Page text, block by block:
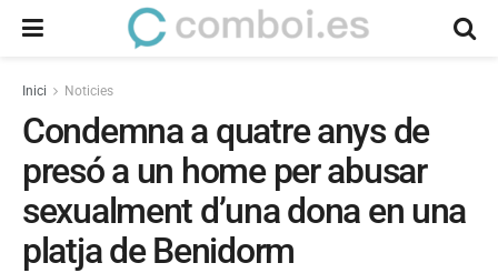
Inici Noticies
Condemna a quatre anys de
presó a un home per abusar
sexualment d’una dona en una
platja de Benidorm